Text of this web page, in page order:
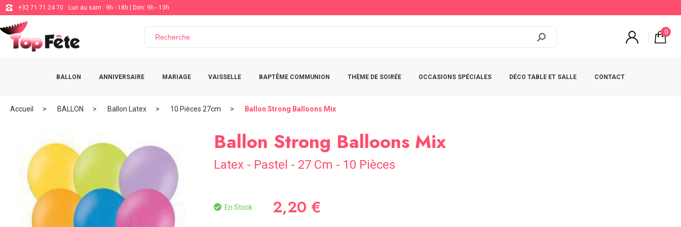
+32 71 71 24 70 Lun au sam : 9h - 18h | Dim: 9h - 13h
0
BALLON ANNIVERSAIRE MARIAGE VAISSELLE BAPTÊME COMMUNION THÈME DE SOIRÉE OCCASIONS SPÉCIALES DÉCO TABLE ET SALLE CONTACT
Accueil BALLON Ballon Latex 10 Pièces 27cm Ballon Strong Balloons Mix
Ballon Strong Balloons Mix
Latex - Pastel - 27 Cm - 10 Pièces
En Stock 2,20 €